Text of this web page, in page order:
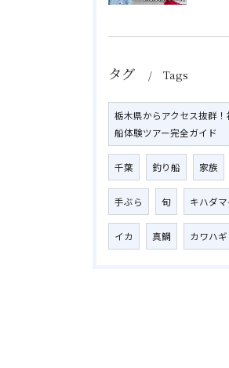
タグ Tags
栃木県からアクセス抜群
船体験ツアー完全ガイド
千葉 釣り船 家族
手ぶら 旬 キハダ
イカ 真鯛 カワハギ